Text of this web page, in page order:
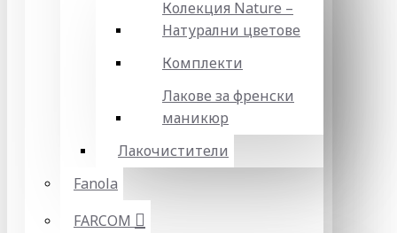
Колекция Nature –
Натурални цветове
Комплекти
Лакове за френски
маникюр
Лакочистители
Fanola
FARCOM